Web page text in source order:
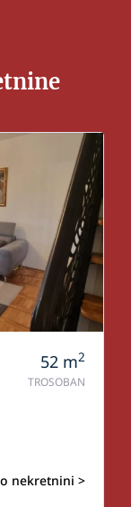
52 m2
TROSOBAN
nekretnini >